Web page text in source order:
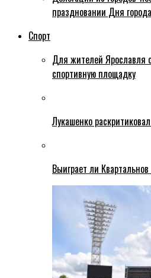
праздновании Дня
Спорт
Для жителей Ярославля
спортивную площадку
Лукашенко
Выиграет ли